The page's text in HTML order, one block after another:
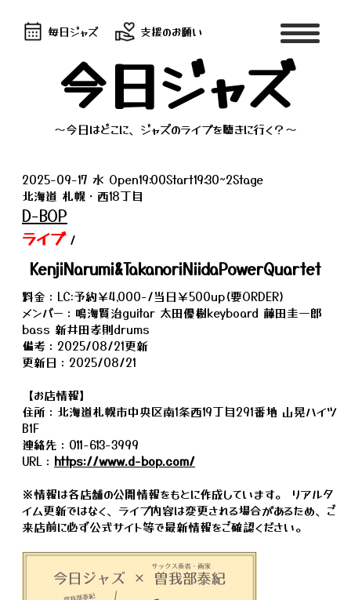
毎日ジャズ 支援のお願い
今日ジャズ
～今日はどこに、ジャズのライブを聴きに行く？～
2025-09-17 水 Open19:00Start19:30~2Stage
北海道 札幌・西18丁目
D-BOP
ライブ/
KenjiNarumi&TakanoriNiidaPowerQuartet
料金：LC:予約￥4,000-/当日￥500up(要ORDER)
メンバー：鳴海賢治guitar 太田優樹keyboard 藤田圭一郎
bass 新井田孝則drums
備考：2025/08/21更新
更新日：2025/08/21
【お店情報】
住所：北海道札幌市中央区南1条西19丁目291番地 山晃ハイツ
B1F
連絡先：011-613-3999
URL： https://www.d-bop.com/
※情報は各店舗の公開情報をもとに作成しています。 リアルタ
イム更新ではなく、ライブ内容は変更される場合があるため、ご
来店前に必ず公式サイト等で最新情報をご確認ください。